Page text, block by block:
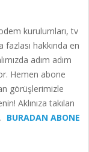
kurulumları, tv
hakkında en
adım adım
Hemen abone
görüşlerimizle
Aklınıza takılan
BURADAN ABONE